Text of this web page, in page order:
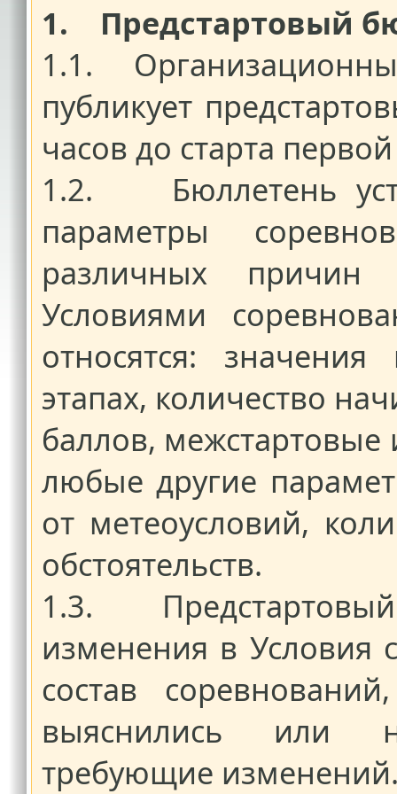
1. Предстартовый
1.1.
публикует
часов до старта
1.2. Бюллетень
параметры
различных
Условиями
относятся:
этапах, количество
баллов, межстартовые
любые другие
от метеоусловий,
обстоятельств.
1.3. Предстартовый
изменения в Условия
состав
выяснились или
требующие